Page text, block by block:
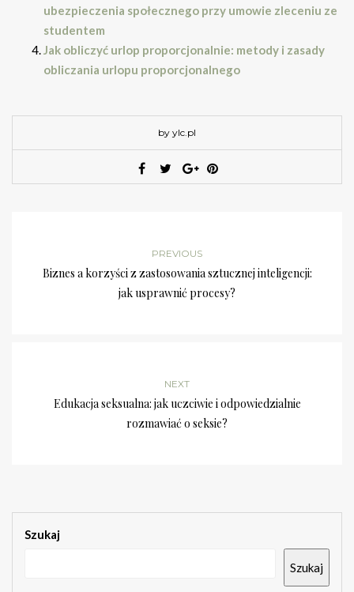
ubezpieczenia społecznego przy umowie zleceniu ze
studentem
Jak obliczyć urlop proporcjonalnie: metody i zasady
obliczania urlopu proporcjonalnego
by ylc.pl
PREVIOUS
Biznes a korzyści z zastosowania sztucznej inteligencji:
jak usprawnić procesy?
NEXT
Edukacja seksualna: jak uczciwie i odpowiedzialnie
rozmawiać o seksie?
Szukaj
Szukaj